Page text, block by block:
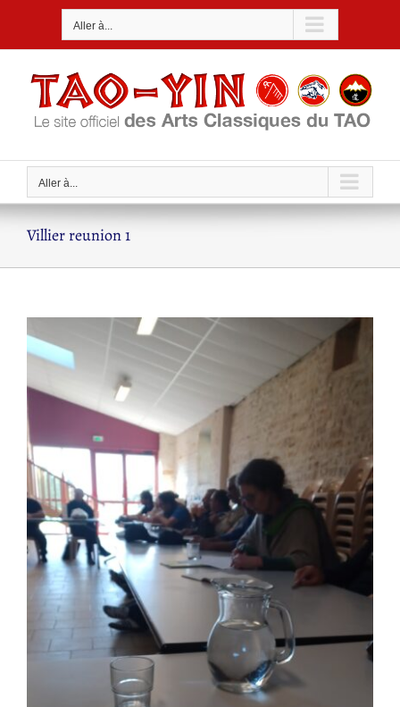
Aller à...
Aller à...
Villier reunion 1